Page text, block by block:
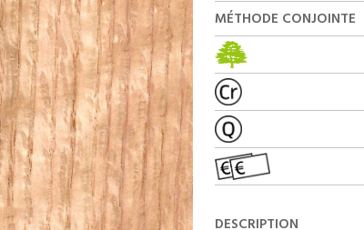
MÉTHODE CONJOINTE
DESCRIPTION